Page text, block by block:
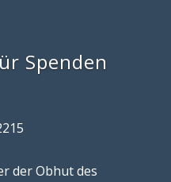
Spenden
der Obhut des